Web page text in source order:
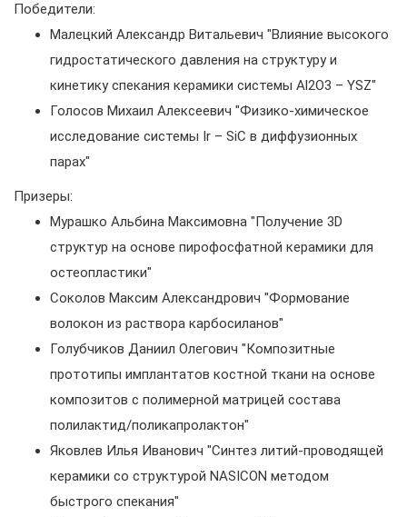
Победители:
Малецкий Александр Витальевич "Влияние высокого
гидростатического давления на структуру и
кинетику спекания керамики системы Al2O3 – YSZ"
Голосов Михаил Алексеевич "Физико-химическое
исследование системы Ir – SiC в диффузионных
парах"
Призеры:
Мурашко Альбина Максимовна "Получение 3D
структур на основе пирофосфатной керамики для
остеопластики"
Соколов Максим Александрович "Формование
волокон из раствора карбосиланов"
Голубчиков Даниил Олегович "Композитные
прототипы имплантатов костной ткани на основе
композитов с полимерной матрицей состава
полилактид/поликапролактон"
Яковлев Илья Иванович "Синтез литий-проводящей
керамики со структурой NASICON методом
быстрого спекания"